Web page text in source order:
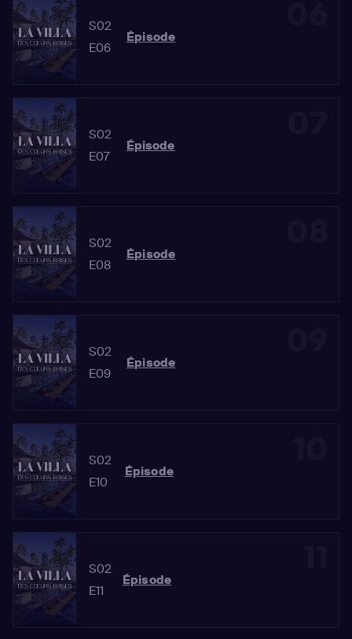
S02
E06
Épisode
S02
E07
Épisode
S02
E08
Épisode
S02
E09
Épisode
S02
E10
Épisode
S02
E11
Épisode